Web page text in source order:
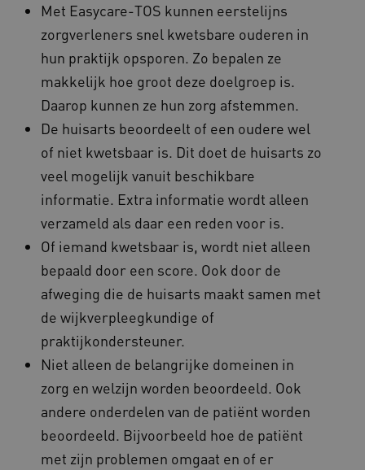
Met Easycare-TOS kunnen eerstelijns
zorgverleners snel kwetsbare ouderen in
hun praktijk opsporen. Zo bepalen ze
makkelijk hoe groot deze doelgroep is.
Daarop kunnen ze hun zorg afstemmen.
De huisarts beoordeelt of een oudere wel
of niet kwetsbaar is. Dit doet de huisarts zo
veel mogelijk vanuit beschikbare
informatie. Extra informatie wordt alleen
verzameld als daar een reden voor is.
Of iemand kwetsbaar is, wordt niet alleen
bepaald door een score. Ook door de
afweging die de huisarts maakt samen met
de wijkverpleegkundige of
praktijkondersteuner.
Niet alleen de belangrijke domeinen in
zorg en welzijn worden beoordeeld. Ook
andere onderdelen van de patiënt worden
beoordeeld. Bijvoorbeeld hoe de patiënt
met zijn problemen omgaat en of er
__Secure-ROLLOUT_TOKEN .youtube.com
x-ms-routing-name
Microsoft
.www.beteroud.nl
VISITOR_PRIVACY_METADATA
Google Privacy Policy